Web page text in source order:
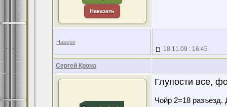
Наказать
Наверх
18.11.09 : 16:45
Сергей Крона
Глупости все,
Чойр 2=18